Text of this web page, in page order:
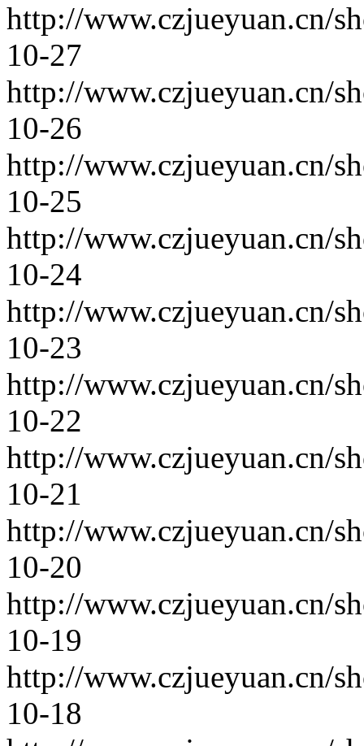
http://www.czjueyuan.cn/
10-27
http://www.czjueyuan.cn/
10-26
http://www.czjueyuan.cn/
10-25
http://www.czjueyuan.cn/
10-24
http://www.czjueyuan.cn/
10-23
http://www.czjueyuan.cn/
10-22
http://www.czjueyuan.cn/
10-21
http://www.czjueyuan.cn/
10-20
http://www.czjueyuan.cn/
10-19
http://www.czjueyuan.cn/
10-18